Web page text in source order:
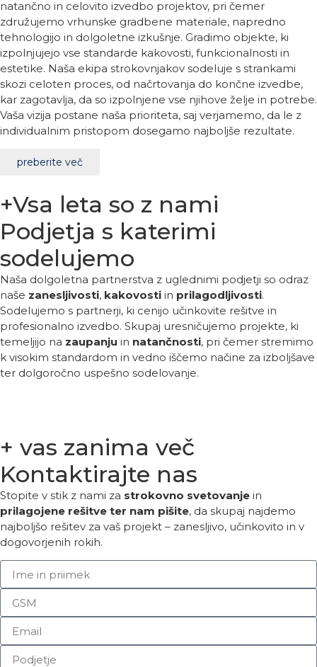
natančno in celovito izvedbo projektov, pri čemer
združujemo vrhunske gradbene materiale, napredno
tehnologijo in dolgoletne izkušnje. Gradimo objekte, ki
izpolnjujejo vse standarde kakovosti, funkcionalnosti in
estetike. Naša ekipa strokovnjakov sodeluje s strankami
skozi celoten proces, od načrtovanja do končne izvedbe,
kar zagotavlja, da so izpolnjene vse njihove želje in potrebe.
Vaša vizija postane naša prioriteta, saj verjamemo, da le z
individualnim pristopom dosegamo najboljše rezultate.
preberite več
+Vsa leta so z nami
Podjetja s katerimi
sodelujemo
Naša dolgoletna partnerstva z uglednimi podjetji so odraz
naše zanesljivosti, kakovosti in prilagodljivosti.
Sodelujemo s partnerji, ki cenijo učinkovite rešitve in
profesionalno izvedbo. Skupaj uresničujemo projekte, ki
temeljijo na zaupanju in natančnosti, pri čemer stremimo
k visokim standardom in vedno iščemo načine za izboljšave
ter dolgoročno uspešno sodelovanje.
+ vas zanima več
Kontaktirajte nas
Stopite v stik z nami za strokovno svetovanje in
prilagojene rešitve ter nam pišite, da skupaj najdemo
najboljšo rešitev za vaš projekt – zanesljivo, učinkovito in v
dogovorjenih rokih.